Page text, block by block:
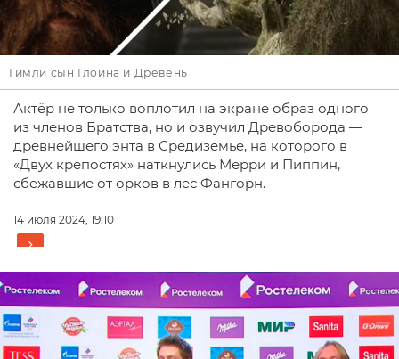
Гимли сын Глоина и Древень
Актёр не только воплотил на экране образ одного
из членов Братства, но и озвучил Древоборода —
древнейшего энта в Средиземье, на которого в
«Двух крепостях» наткнулись Мерри и Пиппин,
сбежавшие от орков в лес Фангорн.
14 июля 2024, 19:10